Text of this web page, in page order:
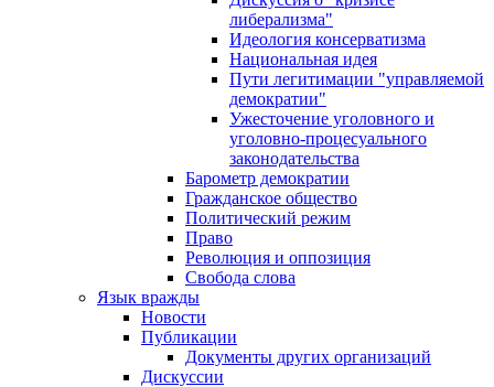
либерализма"
Идеология консерватизма
Национальная идея
Пути легитимации "управляемой
демократии"
Ужесточение уголовного и
уголовно-процесуального
законодательства
Барометр демократии
Гражданское общество
Политический режим
Право
Революция и оппозиция
Свобода слова
Язык вражды
Новости
Публикации
Документы других организаций
Дискуссии